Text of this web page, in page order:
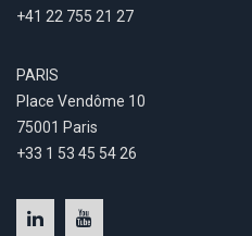
+41 22 755 21 27
PARIS
Place Vendôme 10
75001 Paris
+33 1 53 45 54 26